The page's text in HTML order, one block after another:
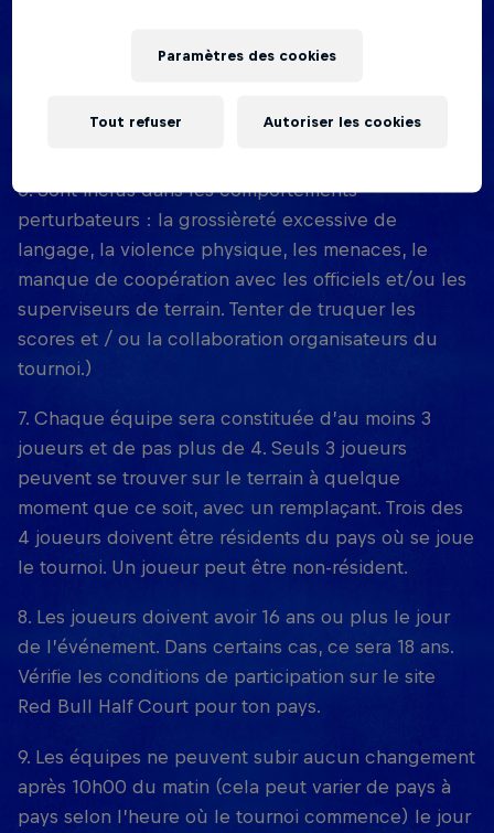
réservent le droit de disqualifier toutjoueur ou
6. Sont inclus dans les comportements
perturbateurs : la grossièreté excessive de
langage, la violence physique, les menaces, le
manque de coopération avec les officiels et/ou les
superviseurs de terrain. Tenter de truquer les
scores et / ou la collaboration organisateurs du
tournoi.)
7. Chaque équipe sera constituée d’au moins 3
joueurs et de pas plus de 4. Seuls 3 joueurs
peuvent se trouver sur le terrain à quelque
moment que ce soit, avec un remplaçant. Trois des
4 joueurs doivent être résidents du pays où se joue
le tournoi. Un joueur peut être non-résident.
8. Les joueurs doivent avoir 16 ans ou plus le jour
de l’événement. Dans certains cas, ce sera 18 ans.
Vérifie les conditions de participation sur le site
Red Bull Half Court pour ton pays.
9. Les équipes ne peuvent subir aucun changement
après 10h00 du matin (cela peut varier de pays à
pays selon l’heure où le tournoi commence) le jour
Paramètres des cookies
Tout refuser Autoriser les cookies